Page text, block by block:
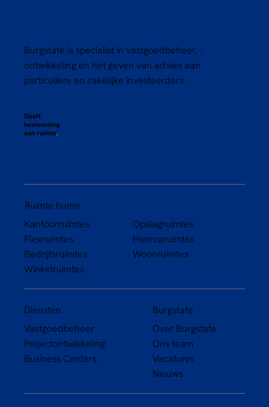
Burgstate is specialist in vastgoedbeheer, -
ontwikkeling en het geven van advies aan
particuliere en zakelijke investeerders.
Geeft
bestemming
aan ruimte.
Ruimte huren
Kantoorruimtes
Flexruimtes
Bedrijfsruimtes
Winkelruimtes
Opslagruimtes
Horecaruimtes
Woonruimtes
Diensten
Vastgoedbeheer
Projectontwikkeling
Business Centers
Burgstate
Over Burgstate
Ons team
Vacatures
Nieuws